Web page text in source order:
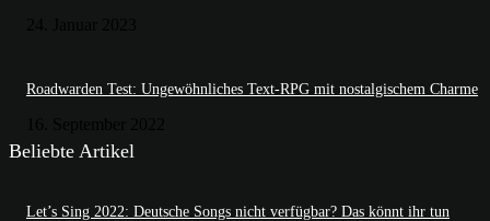
Roadwarden Test: Ungewöhnliches Text-RPG mit nostalgischem Charme
Beliebte Artikel
Let’s Sing 2022: Deutsche Songs nicht verfügbar? Das könnt ihr tun